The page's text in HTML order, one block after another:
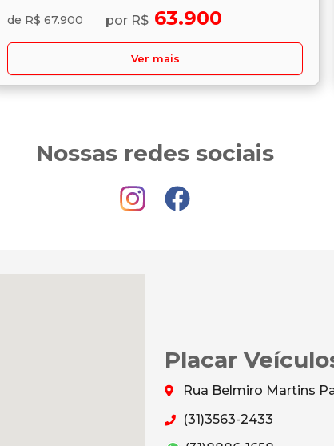
de R$ 67.900 por R$ 63.900
Ver mais
Nossas redes sociais
Placar
Rua Belmiro Martins
(31)3563-2433